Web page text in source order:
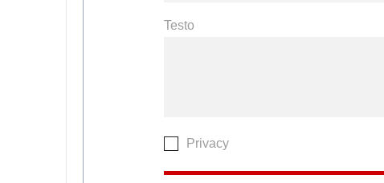
Testo
Privacy